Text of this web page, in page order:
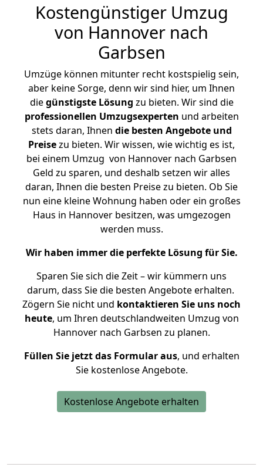
Kostengünstiger Umzug
von Hannover nach
Garbsen
Umzüge können mitunter recht kostspielig sein,
aber keine Sorge, denn wir sind hier, um Ihnen
diegünstigste Lösung zu bieten. Wir sind die
professionellen Umzugsexperten und arbeiten
stets daran, Ihnen die besten Angebote und
Preisezu bieten. Wir wissen, wie wichtig es ist,
bei einem Umzug von Hannover nach Garbsen
Geld zu sparen, und deshalb setzen wir alles
daran, Ihnen die besten Preise zu bieten. Ob Sie
nun eine kleine Wohnung haben oder ein großes
Haus in Hannover besitzen, was umgezogen
werden muss.
Wir haben immer die perfekte Lösung für Sie.
Sparen Sie sich die Zeit – wir kümmern uns
darum, dass Sie die besten Angebote erhalten.
Zögern Sie nicht und kontaktieren Sie uns noch
heute, um Ihren deutschlandweiten Umzug von
Hannover nach Garbsen zu planen.
Füllen Sie jetzt das Formular aus, und erhalten
Sie kostenlose Angebote.
Kostenlose Angebote erhalten